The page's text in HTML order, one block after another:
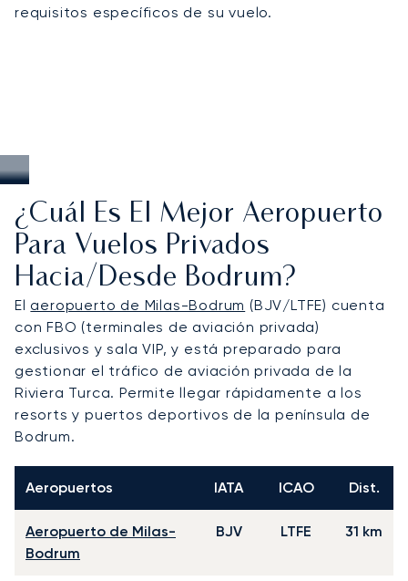
requisitos específicos de su vuelo.
¿Cuál Es El Mejor Aeropuerto
Para Vuelos Privados
Hacia/desde Bodrum?
El aeropuerto de Milas-Bodrum (BJV/LTFE) cuenta
con FBO (terminales de aviación privada)
exclusivos y sala VIP, y está preparado para
gestionar el tráfico de aviación privada de la
Riviera Turca. Permite llegar rápidamente a los
resorts y puertos deportivos de la península de
Bodrum.
Aeropuertos IATA ICAO Dist.
Aeropuerto de Milas-
Bodrum
BJV LTFE 31 km